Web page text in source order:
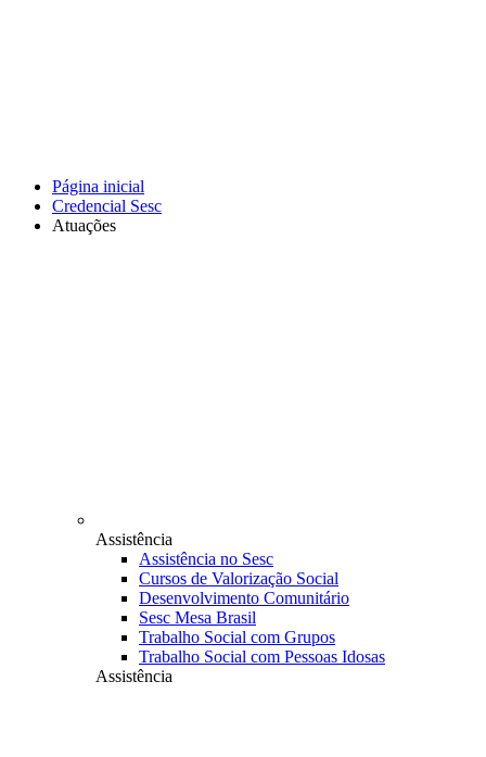
Página inicial
Credencial Sesc
Atuações
Assistência
Assistência no Sesc
Cursos de Valorização Social
Desenvolvimento Comunitário
Sesc Mesa Brasil
Trabalho Social com Grupos
Trabalho Social com Pessoas Idosas
Assistência